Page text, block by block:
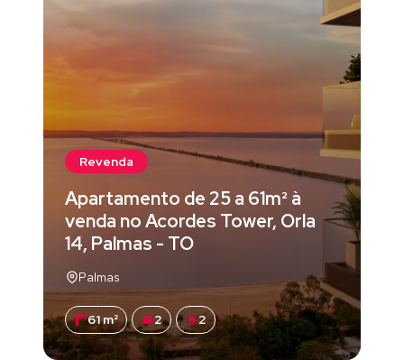
Revenda
Apartamento de 25 a 61m² à
venda no Acordes Tower, Orla
14, Palmas - TO
Palmas
61 m² 2 2